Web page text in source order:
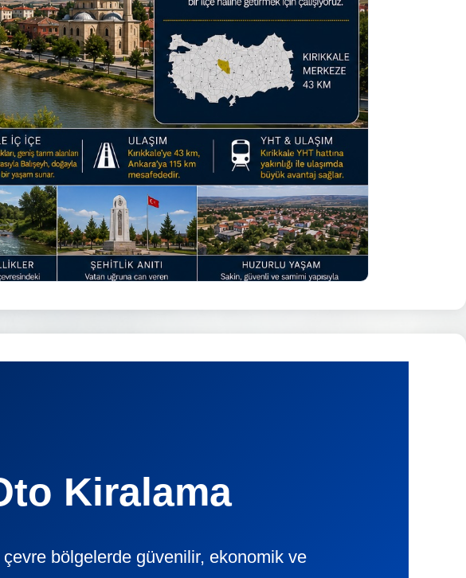
Kiralama
çevre bölgelerde güvenilir, ekonomik ve